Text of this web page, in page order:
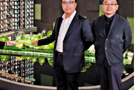
大公文匯